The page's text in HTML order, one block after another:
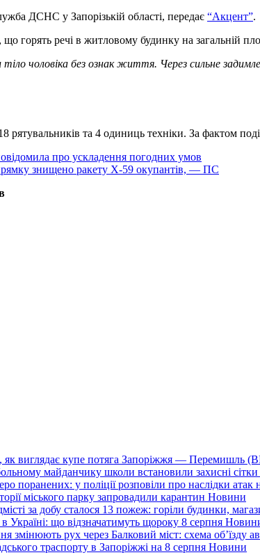
ДСНС у Запорізькій області, передає “Акцент”.
горять речі в житловому будинку на загальній
чоловіка без ознак життя. Через сильне
та 4 одиниць техніки. За фактом
про ускладення погодних умов
знищено ракету Х-59 окупантів, — ПС
як виглядає купе потяга Запоріжжя — Перемишль
майданчику школи встановили захисні
поранених: у поліції розповіли про наслідки атак
міського парку запровадили карантин Новини
за добу сталося 13 пожеж: горіли будинки,
Україні: що відзначатимуть щороку 8 серпня
змінюють рух через Балковий міст: схема об’їзду
траспорту в Запоріжжі на 8 серпня Новини